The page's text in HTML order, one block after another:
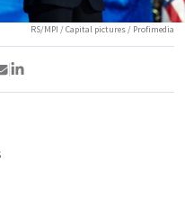
RS/MPI / Capital pictures / Profimedia